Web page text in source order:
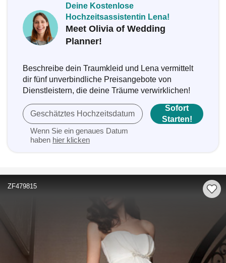
Deine Kostenlose
Hochzeitsassistentin Lena!
Meet Olivia of Wedding
Planner!
Beschreibe dein Traumkleid und Lena vermittelt
dir fünf unverbindliche Preisangebote von
Dienstleistern, die deine Träume verwirklichen!
Geschätztes Hochzeitsdatum
Wenn Sie ein genaues Datum
haben hier klicken
Sofort
Starten!
ZF479815